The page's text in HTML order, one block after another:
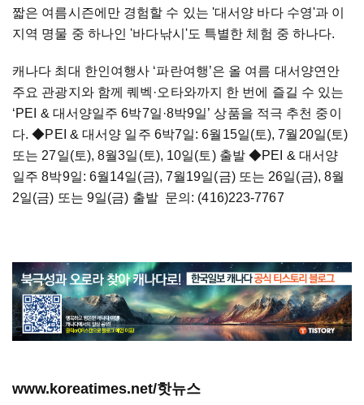
짧은 여름시즌에만 경험할 수 있는 '대서양 바다 수영'과 이
지역 명물 중 하나인 '바다낚시'도 특별한 체험 중 하나다.
캐나다 최대 한인여행사 ‘파란여행’은 올 여름 대서양연안
주요 관광지와 함께 퀘벡·오타와까지 한 번에 즐길 수 있는
‘PEI & 대서양일주 6박7일 ·8박9일’ 상품을 적극 추천 중이
다.◆PEI & 대서양 일주 6박7일: 6월15일(토), 7월20일(토)
또는 27일(토), 8월3일(토), 10일(토) 출발◆PEI & 대서양
일주 8박9일: 6월14일(금), 7월19일(금) 또는 26일(금), 8월
2일(금) 또는 9일(금) 출발 문의: (416)223-7767
www.koreatimes.net/핫뉴스